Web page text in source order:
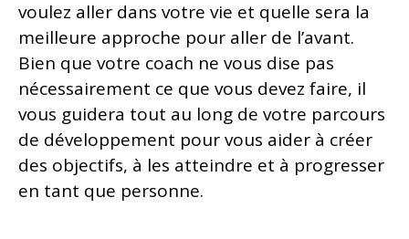
voulez aller dans votre vie et quelle sera la
meilleure approche pour aller de l’avant.
Bien que votre coach ne vous dise pas
nécessairement ce que vous devez faire, il
vous guidera tout au long de votre parcours
de développement pour vous aider à créer
des objectifs, à les atteindre et à progresser
en tant que personne.